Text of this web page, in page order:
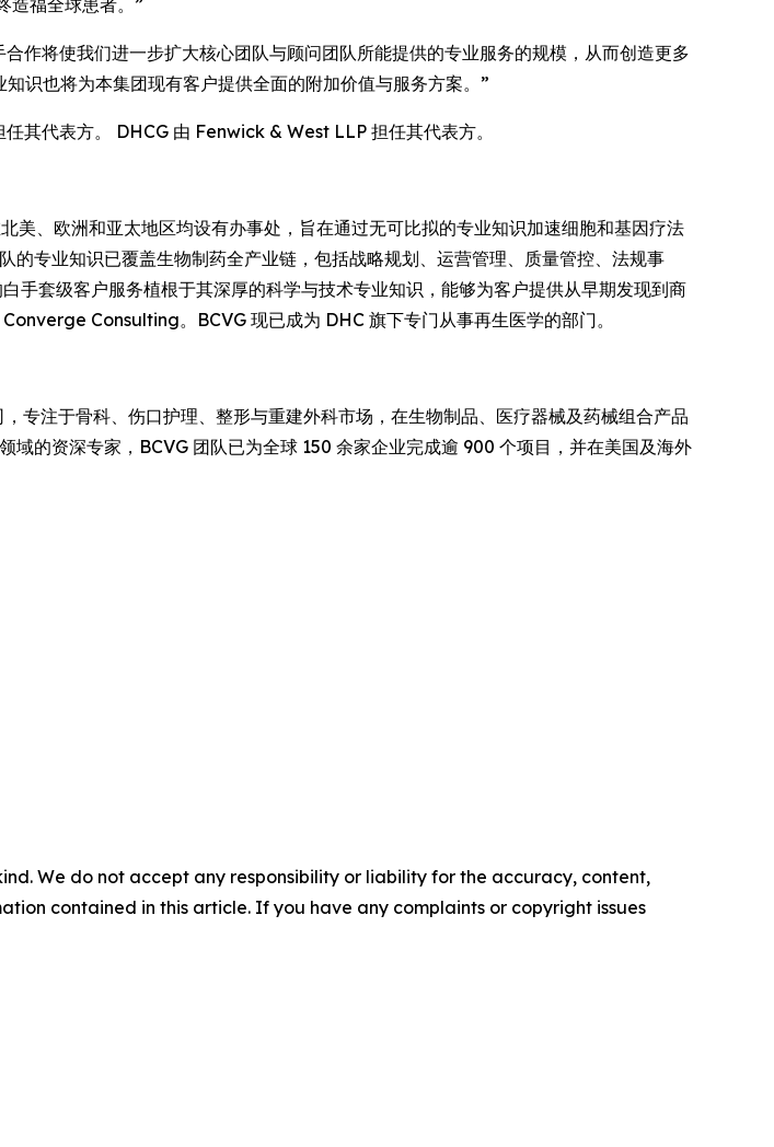
造福全球患者。”
作将使我们进一步扩大核心团队与顾问团队所能提供的专业服务的规模，从而创造更多
识也将为本集团现有客户提供全面的附加价值与服务方案。”
代表方。 DHCG 由 Fenwick & West LLP 担任其代表方。
美、欧洲和亚太地区均设有办事处，旨在通过无可比拟的专业知识加速细胞和基因疗法
专业知识已覆盖生物制药全产业链，包括战略规划、运营管理、质量管控、法规事
手套级客户服务植根于其深厚的科学与技术专业知识，能够为客户提供从早期发现到商
Consulting。BCVG 现已成为 DHC 旗下专门从事再生医学的部门。
专注于骨科、伤口护理、整形与重建外科市场，在生物制品、医疗器械及药械组合产品
的资深专家，BCVG 团队已为全球 150 余家企业完成逾 900 个项目，并在美国及海外
We do not accept any responsibility or liability for the accuracy, content,
contained in this article. If you have any complaints or copyright issues